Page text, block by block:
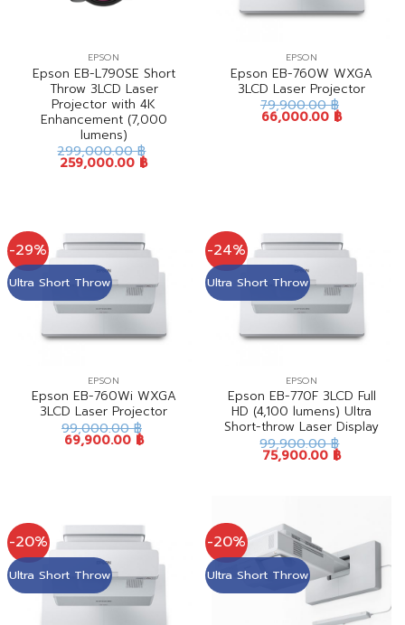
EPSON
Epson EB-L790SE Short
Throw 3LCD Laser
Projector with 4K
Enhancement (7,000
lumens)
299,000.00฿
259,000.00 ฿
EPSON
Epson EB-760W WXGA
3LCD Laser Projector
79,900.00฿
66,000.00 ฿
-29%
Ultra Short Throw
EPSON
Epson EB-760Wi WXGA
3LCD Laser Projector
99,000.00฿
69,900.00 ฿
-24%
Ultra Short Throw
EPSON
Epson EB-770F 3LCD Full
HD (4,100 lumens) Ultra
Short-throw Laser Display
99,900.00฿
75,900.00 ฿
-20%
Ultra Short Throw
-20%
Ultra Short Throw